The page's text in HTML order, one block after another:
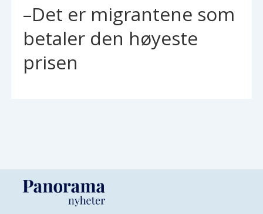
–Det er migrantene som
betaler den høyeste
prisen